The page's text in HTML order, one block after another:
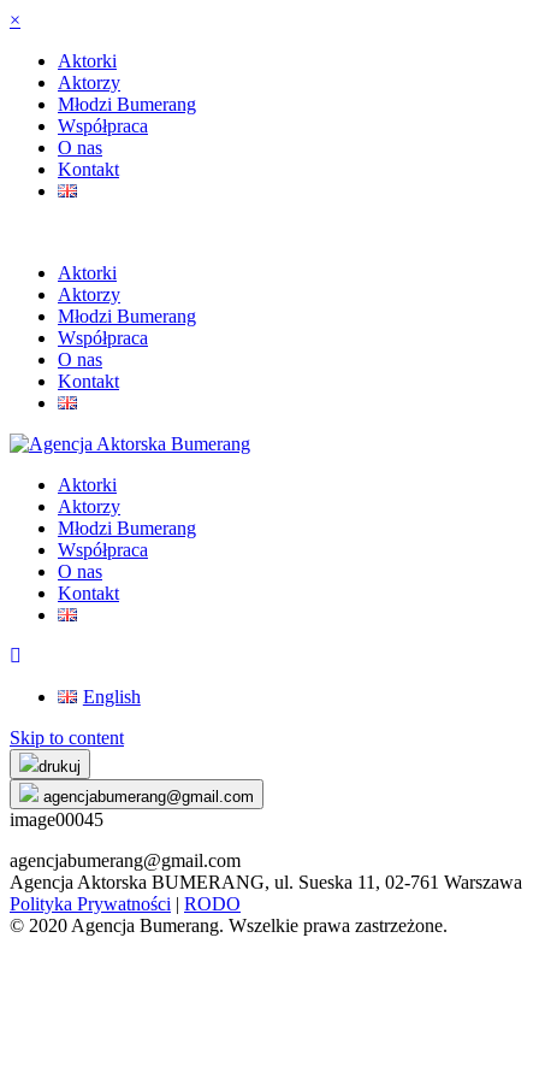
×
Aktorki
Aktorzy
Młodzi Bumerang
Współpraca
O nas
Kontakt
Aktorki
Aktorzy
Młodzi Bumerang
Współpraca
O nas
Kontakt
Aktorki
Aktorzy
Młodzi Bumerang
Współpraca
O nas
Kontakt
English
Skip to content
drukuj
agencjabumerang@gmail.com
image00045
agencjabumerang@gmail.com
Agencja Aktorska BUMERANG, ul. Sueska 11, 02-761 Warszawa
Polityka Prywatności | RODO
© 2020 Agencja Bumerang. Wszelkie prawa zastrzeżone.